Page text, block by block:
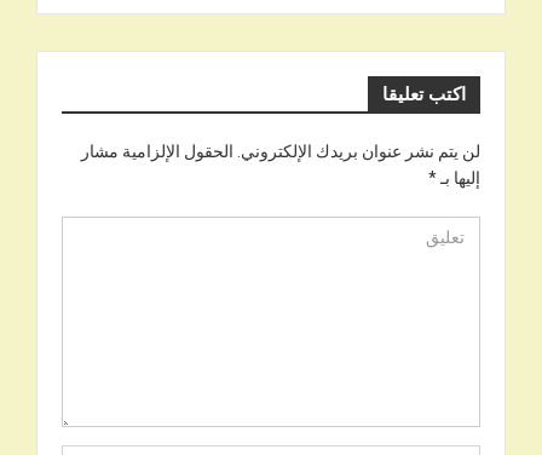
اكتب تعليقا
لن يتم نشر عنوان بريدك الإلكتروني. الحقول الإلزامية مشار
إليها بـ*